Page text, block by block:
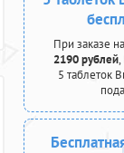
При заказе
2190 рублей,
5 таблеток